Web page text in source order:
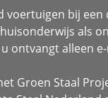
voertuigen bij
als
ontvangt alleen
Groen Staal